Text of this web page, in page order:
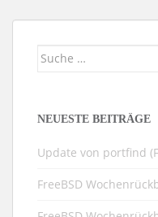
Suche
NEUESTE BEITRÄGE
Update von portfind
FreeBSD